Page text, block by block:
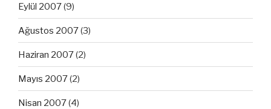
Eylül 2007(9)
Ağustos 2007(3)
Haziran 2007(2)
Mayıs 2007(2)
Nisan 2007(4)